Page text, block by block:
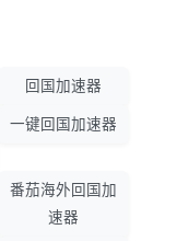
回国加速器
一键回国加速器
番茄海外回国加
速器